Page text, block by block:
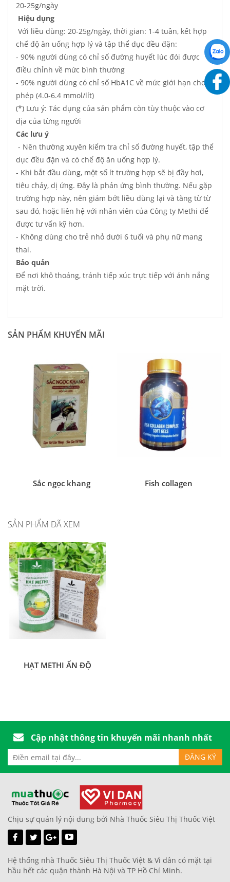
20-25g/ngày
Hiệu dụng
Với liều dùng: 20-25g/ngày, thời gian: 1-4 tuần, kết hợp
chế độ ăn uống hợp lý và tập thể dục đều đặn:
- 90% người dùng có chỉ số đường huyết lúc đói được
điều chỉnh về mức bình thường
- 90% người dùng có chỉ số HbA1C về mức giới hạn cho
phép (4.0-6.4 mmol/lít)
(*) Lưu ý: Tác dụng của sản phẩm còn tùy thuộc vào cơ
địa của từng người
Các lưu ý
- Nên thường xuyên kiểm tra chỉ số đường huyết, tập thể
dục đều đặn và có chế độ ăn uống hợp lý.
- Khi bắt đầu dùng, một số ít trường hợp sẽ bị đầy hơi,
tiêu chảy, dị ứng. Đây là phản ứng bình thường. Nếu gặp
trường hợp này, nên giảm bớt liều dùng lại và tăng từ từ
sau đó, hoặc liên hệ với nhân viên của Công ty Methi để
được tư vấn kỹ hơn.
- Không dùng cho trẻ nhỏ dưới 6 tuổi và phụ nữ mang
thai.
Bảo quản
Để nơi khô thoáng, tránh tiếp xúc trực tiếp với ánh nắng
mặt trời.
SẢN PHẨM KHUYẾN MÃI
Sắc ngọc khang Fish collagen
SẢN PHẨM ĐÃ XEM
HẠT METHI ẤN ĐỘ
Cập nhật thông tin khuyến mãi nhanh nhất
Chịu sự quản lý nội dung bởi Nhà Thuốc Siêu Thị Thuốc Việt
Hệ thống nhà Thuốc Siêu Thị Thuốc Việt & Vì dân có mặt tại
hầu hết các quận thành Hà Nội và TP Hồ Chí Minh.